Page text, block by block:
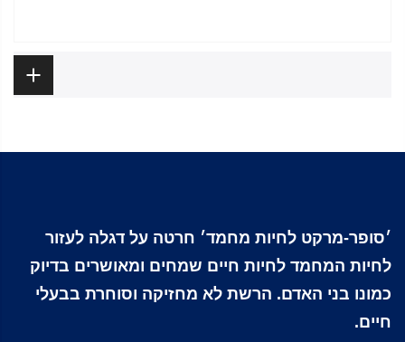
׳סופר-מרקט לחיות מחמד׳ חרטה על דגלה לעזור
לחיות המחמד לחיות חיים שמחים ומאושרים בדיוק
כמונו בני האדם. הרשת לא מחזיקה וסוחרת בבעלי
חיים.